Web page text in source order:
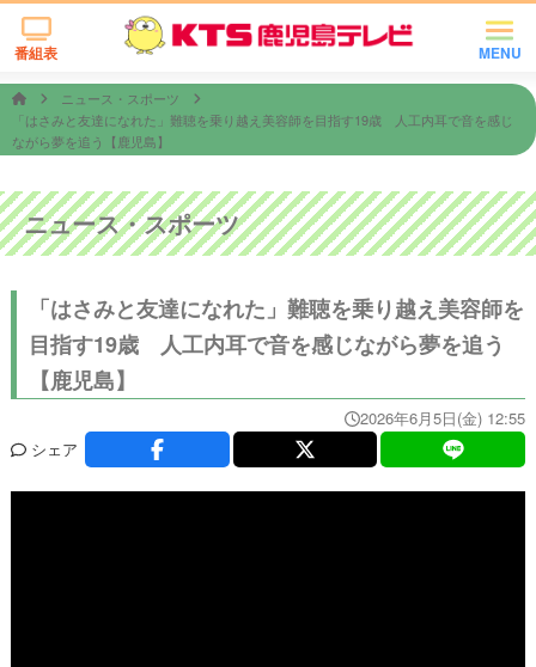
MENU
番組表
ニュース・スポーツ
「はさみと友達になれた」難聴を乗り越え美容師を目指す19歳 人工内耳で音を感じ
ながら夢を追う【鹿児島】
ニュース・スポーツ
「はさみと友達になれた」難聴を乗り越え美容師を
目指す19歳 人工内耳で音を感じながら夢を追う
【鹿児島】
2026年6月5日(金) 12:55
シェア